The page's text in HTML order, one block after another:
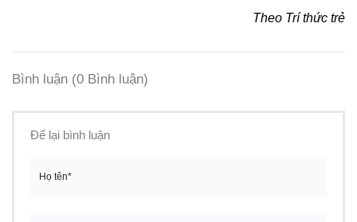
Theo Trí thức trẻ
Bình luận (0 Bình luận)
Để lại bình luận